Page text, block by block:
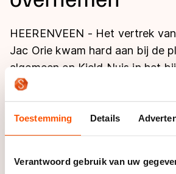
Toestemming Details
Verantwoord gebruik van uw
Langebaan
Shorttrack
Inlineskaten
Kunstschaatsen
Schoonrijden
Natuurijs
Uitslagen
Langebaan
Shorttrack
Tijden & historie
Ranglijsten Langebaan
Persoonlijke records & tijden
De weg op
Algemene Nederlandse Schaatstijd
Schaatsfans
HEERENVEEN - Het vertrek
Jac Orie kwam hard aan bij de
algemeen en Kjeld Nuis in het